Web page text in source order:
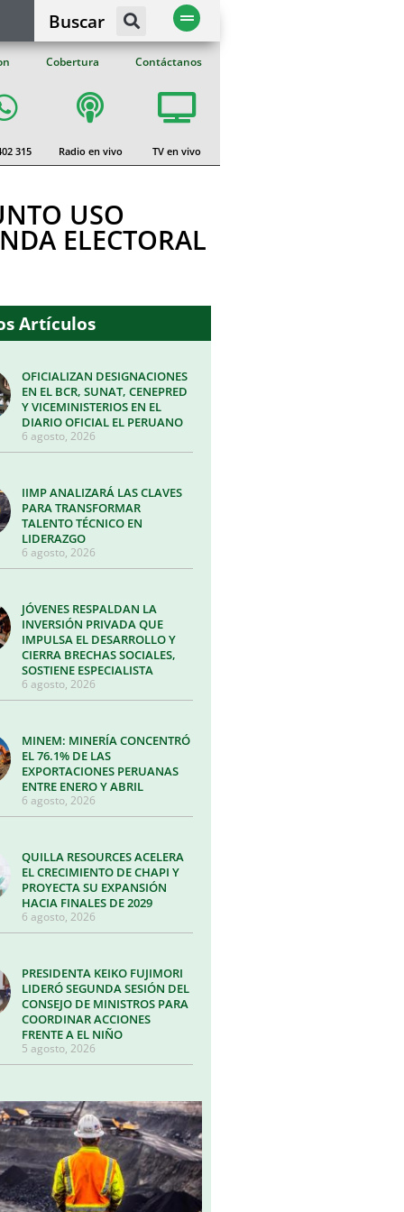
Buscar
Cobertura Contáctanos
315 Radio en vivo TV en vivo
USO
ELECTORAL
Artículos
OFICIALIZAN DESIGNACIONES
EN EL BCR, SUNAT, CENEPRED
Y VICEMINISTERIOS EN EL
DIARIO OFICIAL EL PERUANO
6 agosto, 2026
IIMP ANALIZARÁ LAS CLAVES
PARA TRANSFORMAR
TALENTO TÉCNICO EN
LIDERAZGO
6 agosto, 2026
JÓVENES RESPALDAN LA
INVERSIÓN PRIVADA QUE
IMPULSA EL DESARROLLO Y
CIERRA BRECHAS SOCIALES,
SOSTIENE ESPECIALISTA
6 agosto, 2026
MINEM: MINERÍA CONCENTRÓ
EL 76.1% DE LAS
EXPORTACIONES PERUANAS
ENTRE ENERO Y ABRIL
6 agosto, 2026
QUILLA RESOURCES ACELERA
EL CRECIMIENTO DE CHAPI Y
PROYECTA SU EXPANSIÓN
HACIA FINALES DE 2029
6 agosto, 2026
PRESIDENTA KEIKO FUJIMORI
LIDERÓ SEGUNDA SESIÓN DEL
CONSEJO DE MINISTROS PARA
COORDINAR ACCIONES
FRENTE A EL NIÑO
5 agosto, 2026